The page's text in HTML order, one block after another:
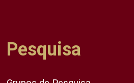
Pesquisa